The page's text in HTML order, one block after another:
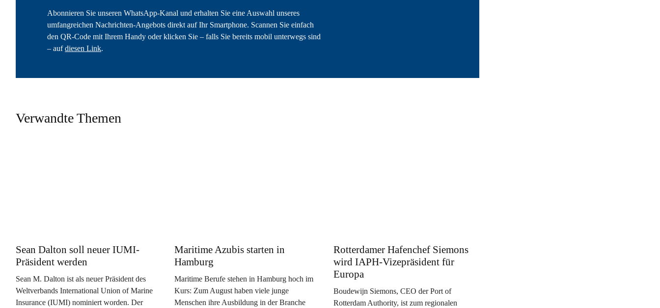
Abonnieren Sie unseren WhatsApp-Kanal und erhalten Sie eine Auswahl unseres
umfangreichen Nachrichten-Angebots direkt auf Ihr Smartphone. Scannen Sie einfach
den QR-Code mit Ihrem Handy oder klicken Sie – falls Sie bereits mobil unterwegs sind
– aufdiesen Link.
Verwandte Themen
Sean Dalton soll neuer IUMI-
Präsident werden
Sean M. Dalton ist als neuer Präsident des
Weltverbands International Union of Marine
Insurance (IUMI) nominiert worden. Der
Maritime Azubis starten in
Hamburg
Maritime Berufe stehen in Hamburg hoch im
Kurs: Zum August haben viele junge
Menschen ihre Ausbildung in der Branche
Rotterdamer Hafenchef Siemons
wird IAPH-Vizepräsident für
Europa
Boudewijn Siemons, CEO der Port of
Rotterdam Authority, ist zum regionalen